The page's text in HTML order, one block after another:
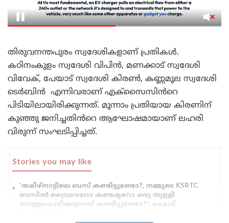
തിരുവനന്തപുരം സ്വദേശികളാണ് പ്രതികൾ.
കഠിനംകുളം സ്വദേശി വിപിൻ, മണക്കാട് സ്വദേശി
വിവേക്, പേയാട് സ്വദേശി കിരൺ, കണ്ണമൂല സ്വദേശി
ടെർബിന്‍ എന്നിവരാണ് എക്സൈസിൻറെ
പിടിയിലായിരിക്കുന്നത്. മൂന്നാം പ്രതിയായ കിരണിന്
കുഞ്ഞു ജനിച്ചതിൻറെ ആഘോഷമായാണ് ലഹരി
വിരുന്ന് സംഘടിപ്പിച്ചത്.
Stories you may like
‘തമിഴ്‌നാട്ടിലെ ബസ് കണ്ടിട്ടുണ്ടോ?, നമ്മുടെ KSRTC
ബസിൽ ഡ്രൈവറോ കണ്ടക്ടറോ ഒരു തുള്ളി
വെള്ളമൊഴിക്കുന്നത് കണ്ടിട്ടുണ്ടോ?’: രമേശ്